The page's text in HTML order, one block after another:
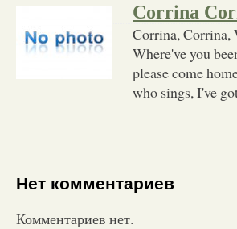
Corrina
Corrina, Corrina,
Where've you
please come
who sings, I've
Нет комментариев
Комментариев нет.